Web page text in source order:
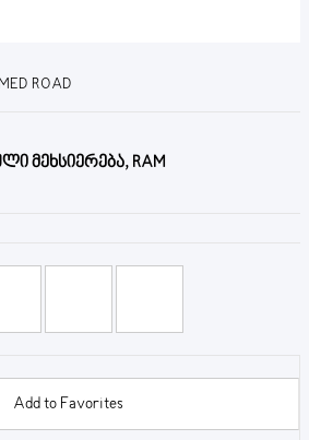
ROAD
მეხსიერება, RAM
Add to Favorites